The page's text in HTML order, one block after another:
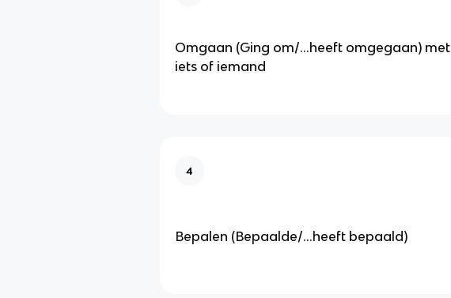
Omgaan (Ging om/...heeft omgegaan) met
iets of iemand
4
Bepalen (Bepaalde/...heeft bepaald)